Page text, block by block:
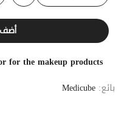
أضف
for the makeup products
بائع: Medicube